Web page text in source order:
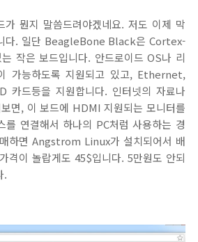
가 뭔지 말씀드려야겠네요. 저도 이제 막
다. 일단 BeagleBone Black은 Cortex-
작은 보드입니다. 안드로이드 OS나 리
가능하도록 지원되고 있고, Ethernet,
드등을 지원합니다. 인터넷의 자료나
면, 이 보드에 HDMI 지원되는 모니터를
를 연결해서 하나의 PC처럼 사용하는 경
하면 Angstrom Linux가 설치되어서 배
격이 놀랍게도 45$입니다. 5만원도 안되
.